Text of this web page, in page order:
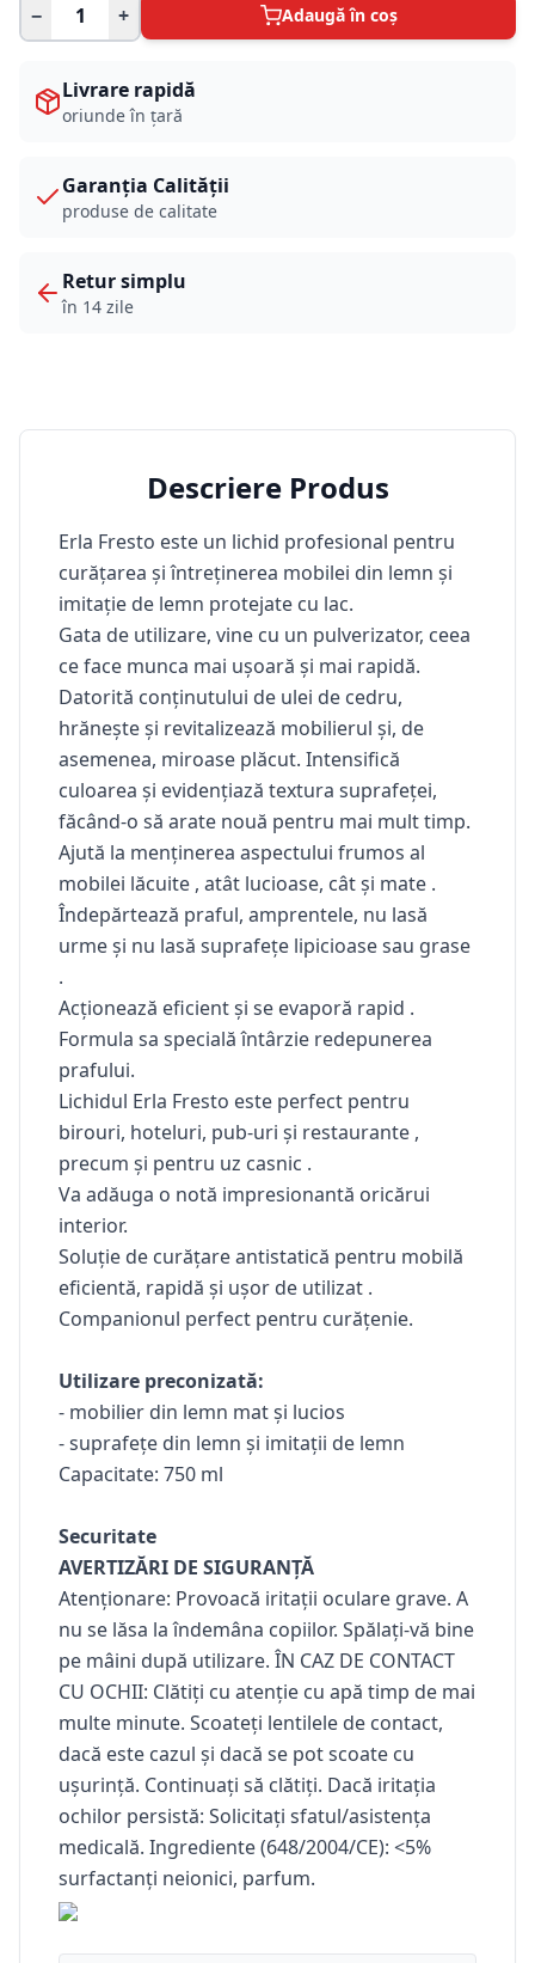
− + Adaugă în coș
Livrare rapidă
oriunde în țară
Garanția Calității
produse de calitate
Retur simplu
în 14 zile
Descriere Produs
Erla Fresto este un lichid profesional pentru
curățarea și întreținerea mobilei din lemn și
imitație de lemn protejate cu lac.
Gata de utilizare, vine cu un pulverizator, ceea
ce face munca mai ușoară și mai rapidă.
Datorită conținutului de ulei de cedru,
hrănește și revitalizează mobilierul și, de
asemenea, miroase plăcut. Intensifică
culoarea și evidențiază textura suprafeței,
făcând-o să arate nouă pentru mai mult timp.
Ajută la menținerea aspectului frumos al
mobilei lăcuite , atât lucioase, cât și mate .
Îndepărtează praful, amprentele, nu lasă
urmeși nu lasă suprafețe lipicioase sau grase
.
Acționează eficient și se evaporă rapid .
Formula sa specială întârzie redepunerea
prafului.
Lichidul Erla Fresto este perfect pentru
birouri, hoteluri, pub-uri și restaurante ,
precum și pentru uz casnic .
Va adăuga o notă impresionantă oricărui
interior.
Soluție de curățare antistatică pentru mobilă
eficientă, rapidă și ușor de utilizat .
Companionul perfect pentru curățenie.
Utilizare preconizată:
- mobilier din lemn mat și lucios
- suprafețe din lemn și imitații de lemn
Capacitate: 750 ml
Securitate
AVERTIZĂRI DE SIGURANȚĂ
Atenționare: Provoacă iritații oculare grave. A
nu se lăsa la îndemâna copiilor. Spălați-vă bine
pe mâini după utilizare. ÎN CAZ DE CONTACT
CU OCHII: Clătiți cu atenție cu apă timp de mai
multe minute. Scoateți lentilele de contact,
dacă este cazul și dacă se pot scoate cu
ușurință. Continuați să clătiți. Dacă iritația
ochilor persistă: Solicitați sfatul/asistența
medicală. Ingrediente (648/2004/CE): <5%
surfactanți neionici, parfum.